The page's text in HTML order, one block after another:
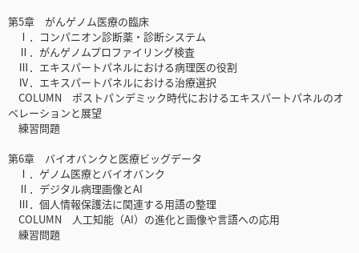
第5章 がんゲノム医療の臨床
Ⅰ．コンパニオン診断薬・診断システム
Ⅱ．がんゲノムプロファイリング検査
Ⅲ．エキスパートパネルにおける病理医の役割
Ⅳ．エキスパートパネルにおける治療選択
COLUMN ポストパンデミック時代におけるエキスパートパネルのオ
ペレーションと展望
練習問題
第6章 バイオバンクと医療ビッグデータ
Ⅰ．ゲノム医療とバイオバンク
Ⅱ．デジタル病理画像とAI
Ⅲ．個人情報保護法に関連する用語の整理
COLUMN 人工知能（AI）の進化と画像や言語への応用
練習問題